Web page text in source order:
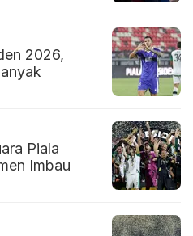
2026,
Piala
Imbau